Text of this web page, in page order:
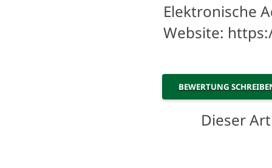
Elektronische
Website:
BEWERTUNG
Dieser